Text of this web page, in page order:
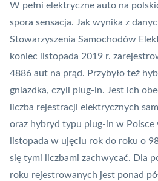
W pełni elektryczne auto na
spora sensacja. Jak wynika z
Stowarzyszenia Samochodów
koniec listopada 2019 r.
4886 aut na prąd. Przybyło też
gniazdka, czyli plug-in. Jest ich
iczba rejestracji elektrycznych
oraz hybryd typu plug-in w Polsce
listopada w ujęciu rok do roku o
się tymi liczbami zachwycać. Dla
roku rejestrowanych jest ponad